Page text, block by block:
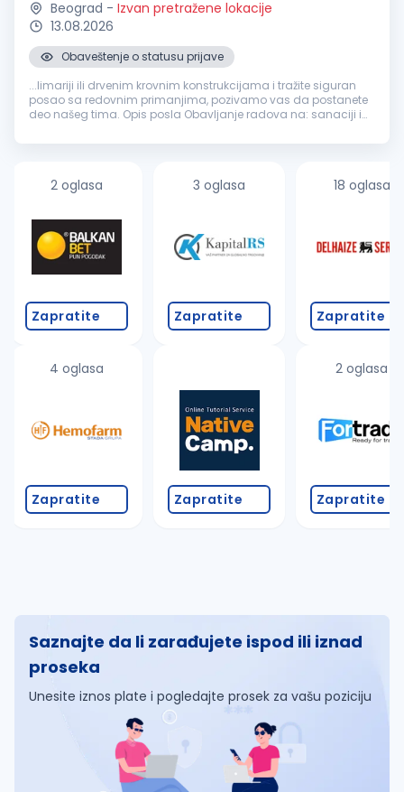
Beograd - Izvan pretražene lokacije
13.08.2026
Obaveštenje o statusu prijave
...limariji ili drvenim krovnim konstrukcijama i tražite siguran
posao sa redovnim primanjima, pozivamo vas da postanete
deo našeg tima. Opis posla Obavljanje radova na: sanaciji i
zameni oluka...
2 oglasa
Zapratite
4 oglasa
Zapratite
3 oglasa
Zapratite
Zapratite
18 oglasa
Zapratite
2 oglasa
Zapratite
Saznajte da li zarađujete ispod ili iznad
proseka
Unesite iznos plate i pogledajte prosek za vašu poziciju